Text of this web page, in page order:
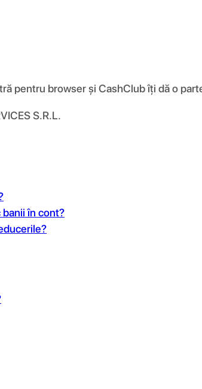
pentru browser și CashClub îți dă o
S.R.L.
în cont?